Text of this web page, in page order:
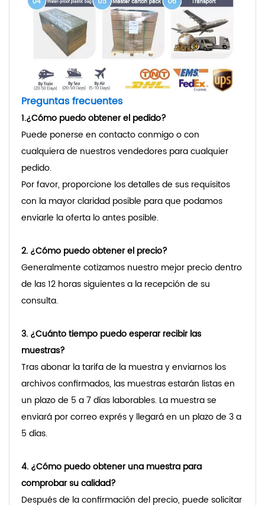
Preguntas frecuentes
1.¿Cómo puedo obtener el pedido?
Puede ponerse en contacto conmigo o con
cualquiera de nuestros vendedores para cualquier
pedido.
Por favor, proporcione los detalles de sus requisitos
con la mayor claridad posible para que podamos
enviarle la oferta lo antes posible.
2. ¿Cómo puedo obtener el precio?
Generalmente cotizamos nuestro mejor precio dentro
de las 12 horas siguientes a la recepción de su
consulta.
3. ¿Cuánto tiempo puedo esperar recibir las
muestras?
Tras abonar la tarifa de la muestra y enviarnos los
archivos confirmados, las muestras estarán listas en
un plazo de 5 a 7 días laborables. La muestra se
enviará por correo exprés y llegará en un plazo de 3 a
5 días.
4. ¿Cómo puedo obtener una muestra para
comprobar su calidad?
Después de la confirmación del precio, puede solicitar